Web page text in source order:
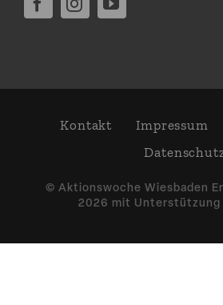
Wir arbeiten im Rahmen
Engagiert!« mit diesen